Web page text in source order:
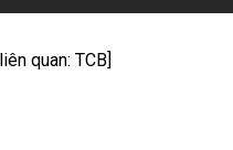
quan: TCB]